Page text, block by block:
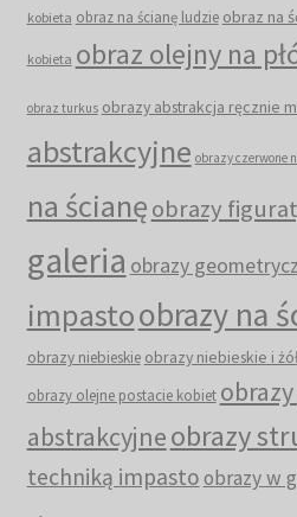
kobieta obraz na ścianę ludzie obraz na
kobieta obraz olejny na
obraz turkus obrazy abstrakcja ręcznie
abstrakcyjne obrazy czerwone
na ścianęobrazy
galeria obrazy
impastoobrazy na
obrazy niebieskie obrazy niebieskie i
obrazy olejne postacie kobiet
abstrakcyjneobrazy
techniką impastoobrazy w